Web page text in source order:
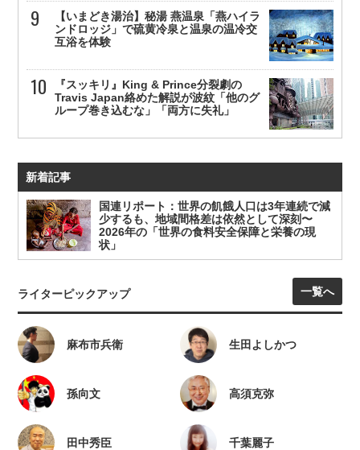
【いまどき湯治】秘湯 燕温泉「燕ハイラ
ンドロッジ」で硫黄冷泉と温泉の温冷交
互浴を体験
『スッキリ』King & Prince分裂劇の
Travis Japan絡めた解説が波紋「他のグ
ループ巻き込むな」「両方に失礼」
新着記事
国連リポート：世界の飢餓人口は3年連続で減
少するも、地域間格差は依然として深刻〜
2026年の「世界の食料安全保障と栄養の現
状」
ライターピックアップ 一覧へ
麻布市兵衛 生田よしかつ
孫向文 高須克弥
田中秀臣 千葉麗子